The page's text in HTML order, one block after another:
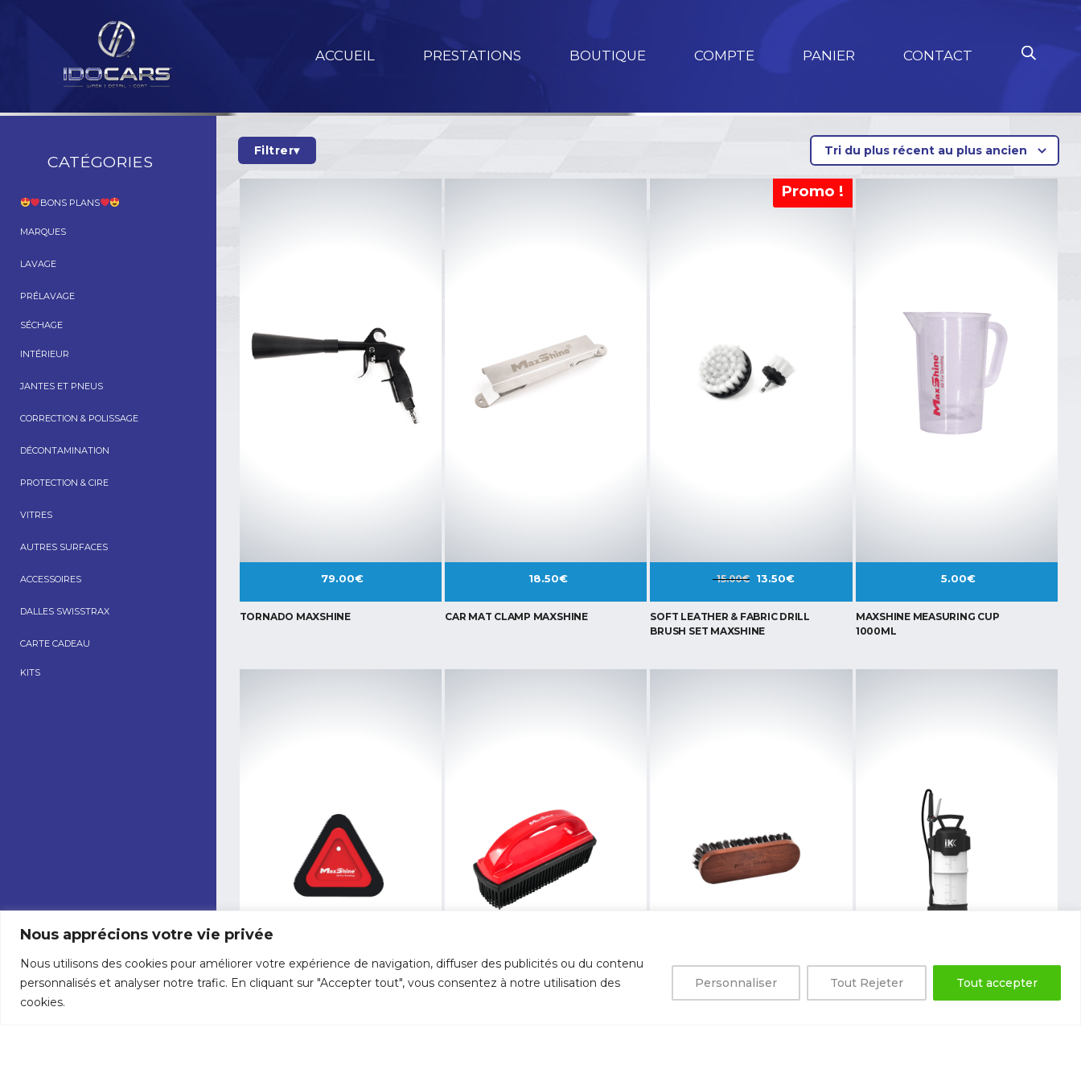
Nous apprécions votre vie privée
Nous utilisons des cookies pour améliorer votre expérience de navigation, diffuser des publicités ou du contenu
personnalisés et analyser notre trafic. En cliquant sur "Accepter tout", vous consentez à notre utilisation des
cookies.
Personnaliser Tout Rejeter Tout accepter
ACCUEIL PRESTATIONS BOUTIQUE COMPTE PANIER CONTACT
CATÉGORIES
BONS PLANS
MARQUES
LAVAGE
PRÉLAVAGE
SÉCHAGE
INTÉRIEUR
JANTES ET PNEUS
CORRECTION & POLISSAGE
DÉCONTAMINATION
PROTECTION & CIRE
VITRES
AUTRES SURFACES
ACCESSOIRES
DALLES SWISSTRAX
CARTE CADEAU
KITS
Filtrer▾
79.00€
TORNADO MAXSHINE
18.50€
CAR MAT CLAMP MAXSHINE
Promo !
15.00€ 13.50€
SOFT LEATHER & FABRIC DRILL
BRUSH SET MAXSHINE
5.00€
MAXSHINE MEASURING CUP
1000ML